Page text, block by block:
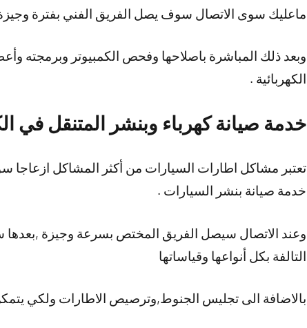
ماعليك سوى الاتصال سوف يصل الفريق الفني بفترة
وبعد ذلك المباشرة باصلاحها وفحص الكمبيوتر وبرمجته
الكهربائية .
خدمة صيانة كهرباء وبنشر المتنقل في
تعتبر مشاكل اطارات السيارات من أكثر المشاكل ازعاجا
خدمة صيانة بنشر السيارات .
وعند الاتصال سيصل الفريق المختص بسرعة وجيزة ,بعدها
التالفة بكل أنواعها وقياساتها
بالاضافة الى تجليس الجنوط,وترصيص الاطارات ولكي